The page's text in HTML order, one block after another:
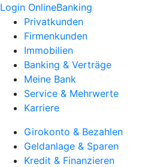
Login OnlineBanking
Privatkunden
Firmenkunden
Immobilien
Banking & Verträge
Meine Bank
Service & Mehrwerte
Karriere
Girokonto & Bezahlen
Geldanlage & Sparen
Kredit & Finanzieren